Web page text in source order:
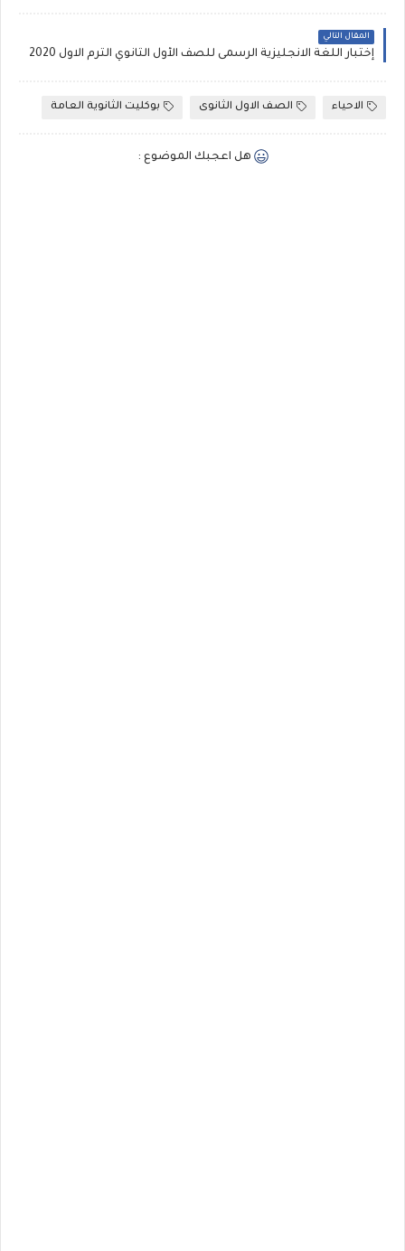
المقال التالي
إختبار اللغة الانجليزية الرسمى للصف الأول الثانوي الترم الاول 2020
الاحياء الصف الاول الثانوى بوكليت الثانوية العامة
هل اعجبك الموضوع :